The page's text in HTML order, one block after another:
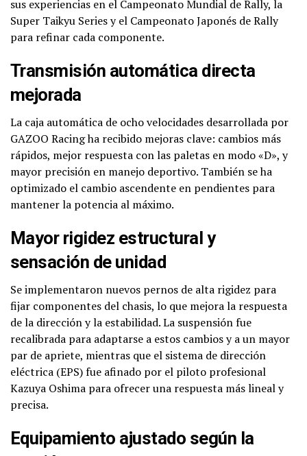
sus experiencias en el Campeonato Mundial de Rally, la
Super Taikyu Series y el Campeonato Japonés de Rally
para refinar cada componente.
Transmisión automática directa
mejorada
La caja automática de ocho velocidades desarrollada por
GAZOO Racing ha recibido mejoras clave: cambios más
rápidos, mejor respuesta con las paletas en modo «D», y
mayor precisión en manejo deportivo. También se ha
optimizado el cambio ascendente en pendientes para
mantener la potencia al máximo.
Mayor rigidez estructural y
sensación de unidad
Se implementaron nuevos pernos de alta rigidez para
fijar componentes del chasis, lo que mejora la respuesta
de la dirección y la estabilidad. La suspensión fue
recalibrada para adaptarse a estos cambios y a un mayor
par de apriete, mientras que el sistema de dirección
eléctrica (EPS) fue afinado por el piloto profesional
Kazuya Oshima para ofrecer una respuesta más lineal y
precisa.
Equipamiento ajustado según la